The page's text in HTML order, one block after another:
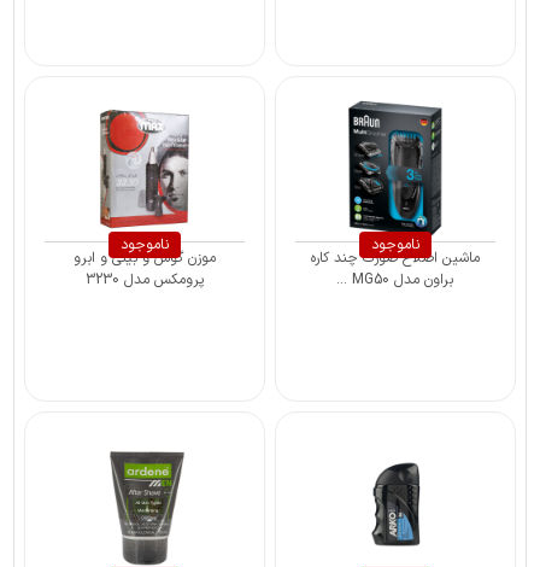
ناموجود
ماشین اصلاح صورت چند کاره
براون مدل MG50 ...
ناموجود
موزن گوش و بینی و ابرو
پرومکس مدل 3230